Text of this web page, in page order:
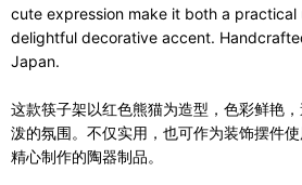
cute expression make it both a practical
delightful decorative accent.
Japan.
这款筷子架以红色熊猫为造型，色彩鲜艳
泼的氛围。不仅实用，也可作为装饰摆件
精心制作的陶器制品。